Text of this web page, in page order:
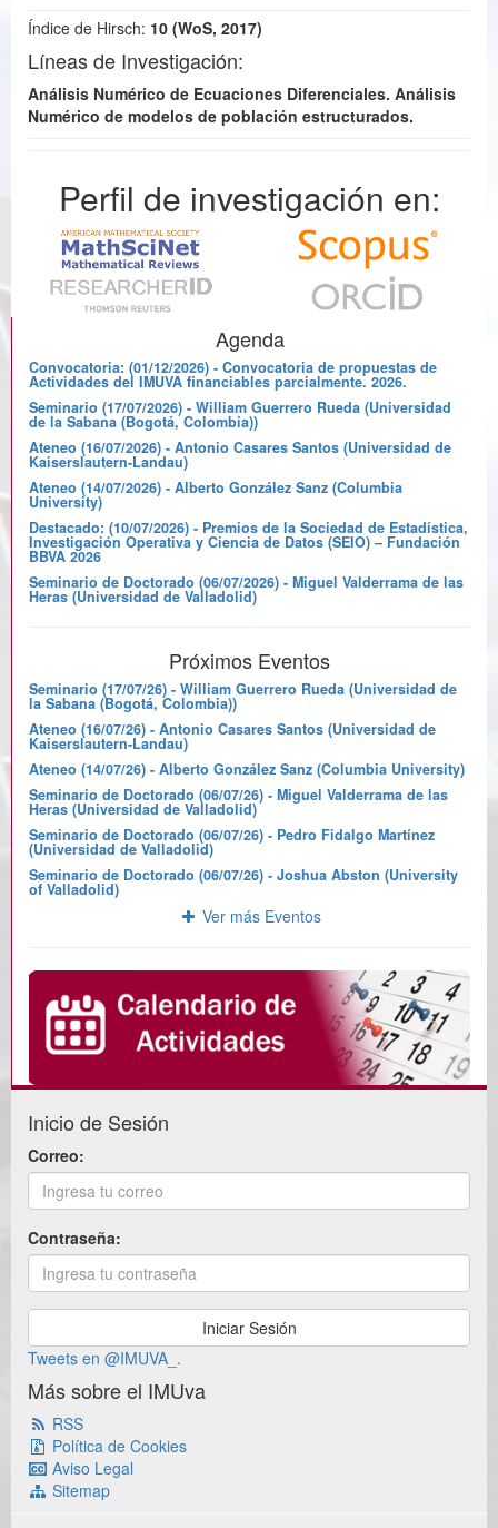
Índice de Hirsch: 10 (WoS, 2017)
Líneas de Investigación:
Análisis Numérico de Ecuaciones Diferenciales. Análisis
Numérico de modelos de población estructurados.
Perfil de investigación en:
Agenda
Convocatoria: (01/12/2026) - Convocatoria de propuestas de
Actividades del IMUVA financiables parcialmente. 2026.
Seminario (17/07/2026) - William Guerrero Rueda (Universidad
de la Sabana (Bogotá, Colombia))
Ateneo (16/07/2026) - Antonio Casares Santos (Universidad de
Kaiserslautern-Landau)
Ateneo (14/07/2026) - Alberto González Sanz (Columbia
University)
Destacado: (10/07/2026) - Premios de la Sociedad de Estadística,
Investigación Operativa y Ciencia de Datos (SEIO) – Fundación
BBVA 2026
Seminario de Doctorado (06/07/2026) - Miguel Valderrama de las
Heras (Universidad de Valladolid)
Próximos Eventos
Seminario (17/07/26) - William Guerrero Rueda (Universidad de
la Sabana (Bogotá, Colombia))
Ateneo (16/07/26) - Antonio Casares Santos (Universidad de
Kaiserslautern-Landau)
Ateneo (14/07/26) - Alberto González Sanz (Columbia University)
Seminario de Doctorado (06/07/26) - Miguel Valderrama de las
Heras (Universidad de Valladolid)
Seminario de Doctorado (06/07/26) - Pedro Fidalgo Martínez
(Universidad de Valladolid)
Seminario de Doctorado (06/07/26) - Joshua Abston (University
of Valladolid)
Ver más Eventos
Inicio de Sesión
Correo:
Contraseña:
Tweets en @IMUVA_.
Más sobre el IMUva
RSS
Política de Cookies
Aviso Legal
Sitemap